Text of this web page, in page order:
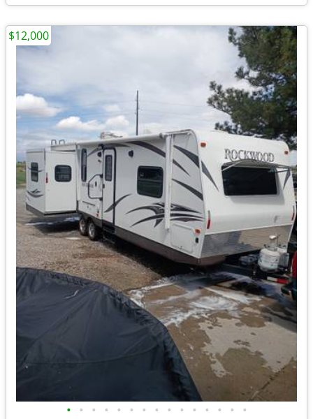
• • • • • • • • • • • • • • •
$12,000